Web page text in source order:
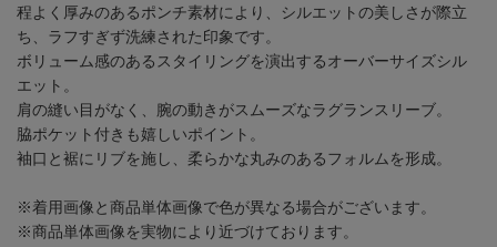
程よく厚みのあるポンチ素材により、シルエットの美しさが際立
ち、ラフすぎず洗練された印象です。
ボリューム感のあるスタイリングを演出するオーバーサイズシル
エット。
肩の縫い目がなく、腕の動きがスムーズなラグランスリーブ。
脇ポケット付きも嬉しいポイント。
袖口と裾にリブを施し、柔らかな丸みのあるフォルムを形成。
※着用画像と商品単体画像で色が異なる場合がございます。
※商品単体画像を実物により近づけております。